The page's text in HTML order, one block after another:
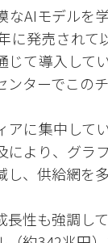
なAIモデルを
に発売されて
じて導入し
ターでこの
アに集中して
により、グラ
、供給網を
長性も強調し